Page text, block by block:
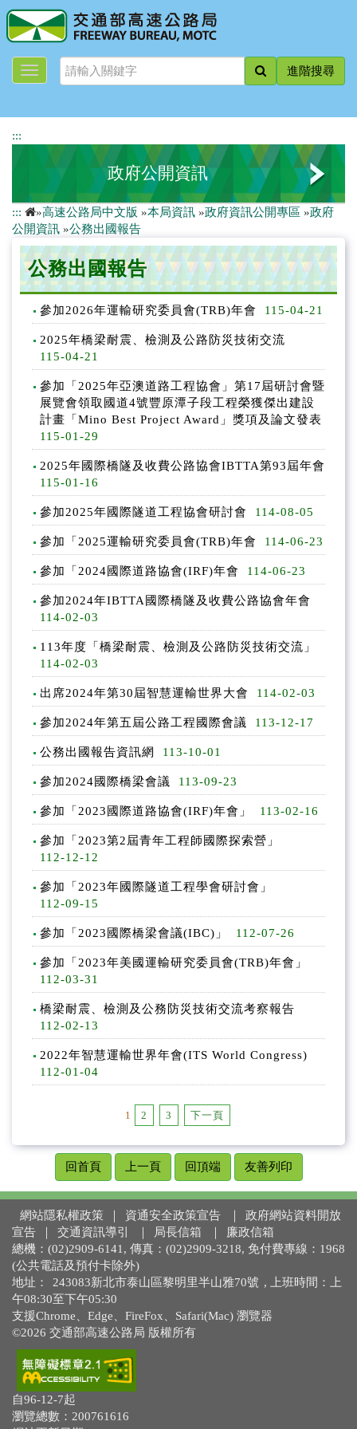
跳
到
主
進階搜尋
:::
政府公開資訊
法規及行政規則
行政指導有關文書
委託研究報告
公務出國報告
預算及決算書
公務統計報表程式
採購契約及公共工程契約
支付或接受之補助
交通部高速公路局交通資料庫
公職人員利益衝突迴避法身分關係揭露專區
::: »高速公路局中文版 »本局資訊 »政府資訊公開專區 »政府
公開資訊 »公務出國報告
公務出國報告
參加2026年運輸研究委員會(TRB)年會 115-04-21
2025年橋梁耐震、檢測及公路防災技術交流
115-04-21
參加「2025年亞澳道路工程協會」第17屆研討會暨
展覽會領取國道4號豐原潭子段工程榮獲傑出建設
計畫「Mino Best Project Award」獎項及論文發表
115-01-29
2025年國際橋隧及收費公路協會IBTTA第93屆年會
115-01-16
參加2025年國際隧道工程協會研討會 114-08-05
參加「2025運輸研究委員會(TRB)年會 114-06-23
參加「2024國際道路協會(IRF)年會 114-06-23
參加2024年IBTTA國際橋隧及收費公路協會年會
114-02-03
113年度「橋梁耐震、檢測及公路防災技術交流」
114-02-03
出席2024年第30屆智慧運輸世界大會 114-02-03
參加2024年第五屆公路工程國際會議 113-12-17
公務出國報告資訊網 113-10-01
參加2024國際橋梁會議 113-09-23
參加「2023國際道路協會(IRF)年會」 113-02-16
參加「2023第2屆青年工程師國際探索營」
112-12-12
參加「2023年國際隧道工程學會研討會」
112-09-15
參加「2023國際橋梁會議(IBC)」 112-07-26
參加「2023年美國運輸研究委員會(TRB)年會」
112-03-31
橋梁耐震、檢測及公務防災技術交流考察報告
112-02-13
2022年智慧運輸世界年會(ITS World Congress)
112-01-04
1 2 3 下一頁
回首頁 上一頁 回頂端 友善列印
網站隱私權政策 資通安全政策宣告
政府網站資料開放
宣告
交通資訊導引 局長信箱
廉政信箱
總機：(02)2909-6141, 傳真：(02)2909-3218, 免付費專線：1968
(公共電話及預付卡除外)
地址：
243083新北市泰山區黎明里半山雅70號 , 上班時間：上
午08:30至下午05:30
支援Chrome、Edge、FireFox、Safari(Mac) 瀏覽器
©2026 交通部高速公路局 版權所有
自96-12-7起
瀏覽總數：200761616